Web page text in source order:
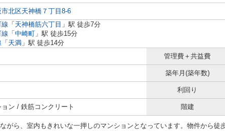
北区天神橋７丁目8-6
「 天神橋筋六丁目 」駅 徒歩7分
「 中崎町 」駅 徒歩15分
「 天満 」駅 徒歩14分
管理費＋共益費
築年月(築年数)
利回り
ン / 鉄筋コンクリート 階建
がら、室内もきれいな一押しのマンションとなっています。物件から徒